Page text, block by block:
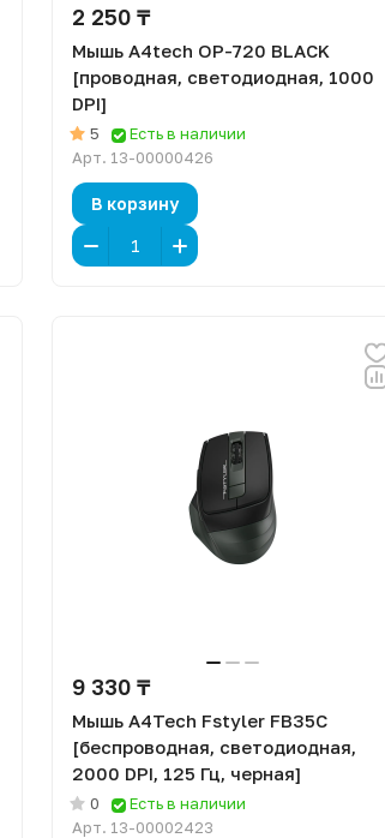
2 250 ₸
Мышь A4tech OP-720 BLACK
[проводная, светодиодная, 1000
DPI]
5
Есть в наличии
Арт. 13-00000426
В корзину
9 330 ₸
Мышь A4Tech Fstyler FB35C
[беспроводная, светодиодная,
2000 DPI, 125 Гц, черная]
0
Есть в наличии
Арт. 13-00002423